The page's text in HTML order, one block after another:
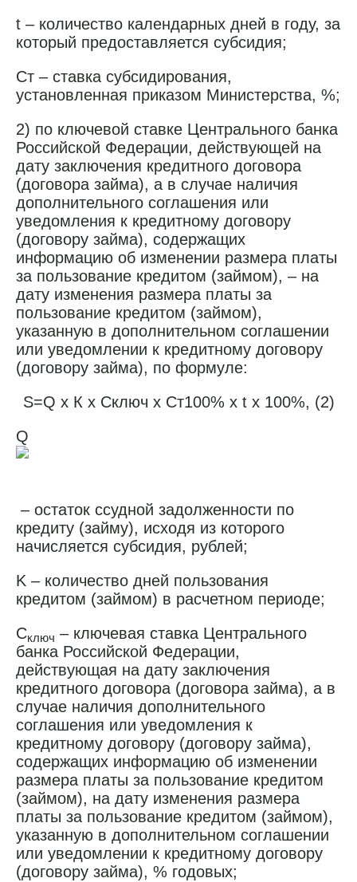
t – количество календарных дней в году, за
который предоставляется субсидия;
Ст – ставка субсидирования,
установленная приказом Министерства, %;
2) по ключевой ставке Центрального банка
Российской Федерации, действующей на
дату заключения кредитного договора
(договора займа), а в случае наличия
дополнительного соглашения или
уведомления к кредитному договору
(договору займа), содержащих
информацию об изменении размера платы
за пользование кредитом (займом), – на
дату изменения размера платы за
пользование кредитом (займом),
указанную в дополнительном соглашении
или уведомлении к кредитному договору
(договору займа), по формуле:
S=Q х К х Сключ х Ст100% х t х 100%, (2)
Q
– остаток ссудной задолженности по
кредиту (займу), исходя из которого
начисляется субсидия, рублей;
K – количество дней пользования
кредитом (займом) в расчетном периоде;
Сключ – ключевая ставка Центрального
банка Российской Федерации,
действующая на дату заключения
кредитного договора (договора займа), а в
случае наличия дополнительного
соглашения или уведомления к
кредитному договору (договору займа),
содержащих информацию об изменении
размера платы за пользование кредитом
(займом), на дату изменения размера
платы за пользование кредитом (займом),
указанную в дополнительном соглашении
или уведомлении к кредитному договору
(договору займа), % годовых;